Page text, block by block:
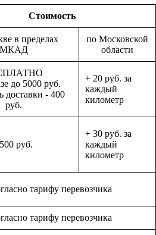
Стоимость
в пределах
МКАД
по Московской
области
до 5000 руб.
доставки - 400
руб.
+ 20 руб. за
каждый
километр
руб.
+ 30 руб. за
каждый
километр
тарифу перевозчика
тарифу перевозчика